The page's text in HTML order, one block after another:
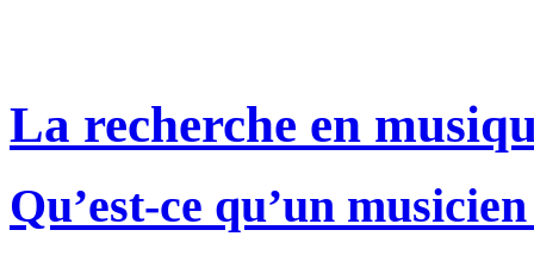
La recherche en
Qu’est-ce qu’un